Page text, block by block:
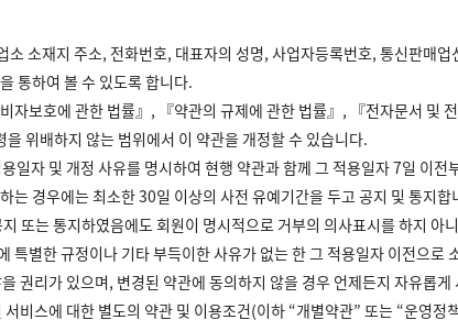
소 소재지 주소, 전화번호, 대표자의 성명, 사업자등록번호, 통신판매
통하여 볼 수 있도록 합니다.
자보호에 관한 법률』, 『약관의 규제에 관한 법률』, 『전자문서
위배하지 않는 범위에서 이 약관을 개정할 수 있습니다.
일자 및 개정 사유를 명시하여 현행 약관과 함께 그 적용일자 7일 이
는 경우에는 최소한 30일 이상의 사전 유예기간을 두고 공지 및 통지
또는 통지하였음에도 회원이 명시적으로 거부의 의사표시를 하지 아
특별한 규정이나 기타 부득이한 사유가 없는 한 그 적용일자 이전으로
권리가 있으며, 변경된 약관에 동의하지 않을 경우 언제든지 자유롭
비스에 대한 별도의 약관 및 이용조건(이하 “개별약관” 또는 “운영